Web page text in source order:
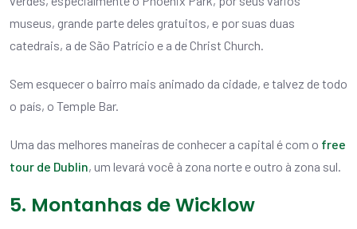
museus, grande parte deles gratuitos, e por suas duas
catedrais, a de São Patrício e a de Christ Church.
Sem esquecer o bairro mais animado da cidade, e talvez de todo
o país, o Temple Bar.
Uma das melhores maneiras de conhecer a capital é com o free
tour de Dublin, um levará você à zona norte e outro à zona sul.
5. Montanhas de Wicklow